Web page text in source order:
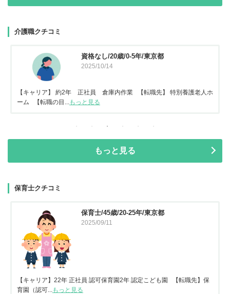
介護職クチコミ
資格なし/20歳/0-5年/東京都
2025/10/14
【キャリア】 約2年 正社員 倉庫内作業 【転職先】 特別養護老人ホ
ーム 【転職の目...
もっと見る
もっと見る
保育士クチコミ
保育士/45歳/20-25年/東京都
2025/09/11
【キャリア】22年 正社員 認可保育園2年 認定こども園 【転職先】保
育園（認可...もっと見る